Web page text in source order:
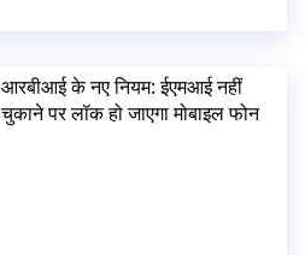
आरबीआई के नए नियम: ईएमआई नहीं
चुकाने पर लॉक हो जाएगा मोबाइल फोन